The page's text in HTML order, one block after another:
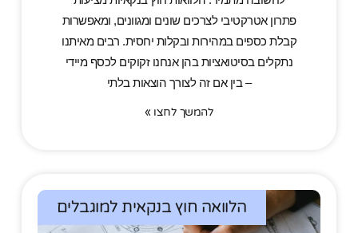
פתרון אטרקטיבי לצרכים שונים ומגוונים, ומאפשרות
קבלת כספים במהירות ובקלות יחסית. רבים מאיתנו
נתקלים בסיטואציות בהן אנחנו זקוקים לכסף מיידי
– בין אם זה לצורך הוצאות בלתי
להמשך לחצו »
הלוואה חוץ בנקאית למוגבלים